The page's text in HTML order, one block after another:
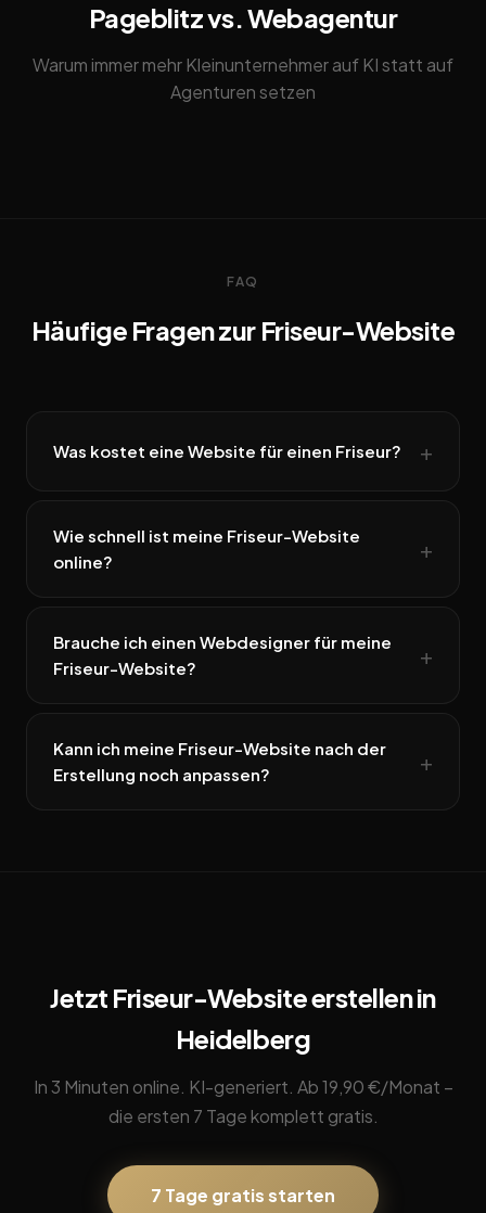
Pageblitz vs. Webagentur
Warum immer mehr Kleinunternehmer auf KI statt auf
Agenturen setzen
FAQ
Häufige Fragen zur Friseur-Website
Was kostet eine Website für einen Friseur?
Wie schnell ist meine Friseur-Website
online?
Brauche ich einen Webdesigner für meine
Friseur-Website?
Kann ich meine Friseur-Website nach der
Erstellung noch anpassen?
Jetzt Friseur-Website erstellen in
Heidelberg
In 3 Minuten online. KI-generiert. Ab 19,90 €/Monat –
die ersten 7 Tage komplett gratis.
7 Tage gratis starten